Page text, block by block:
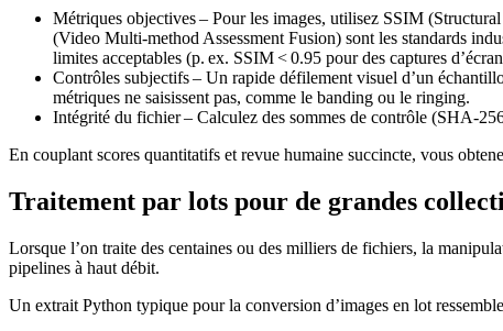
Métriques objectives– Pour les images, utilisez SSIM
(Video Multi‑method Assessment Fusion) sont les standards
limites acceptables (p. ex. SSIM < 0.95 pour des captures
Contrôles subjectifs– Un rapide défilement visuel d’un
métriques ne saisissent pas, comme le banding ou le ringing.
Intégrité du fichier– Calculez des sommes de contrôle
En couplant scores quantitatifs et revue humaine succincte, vous
Traitement par lots pour de grandes
Lorsque l’on traite des centaines ou des milliers de fichiers, la
pipelines à haut débit.
Un extrait Python typique pour la conversion d’images en lot